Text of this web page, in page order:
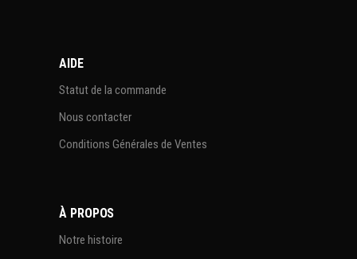
AIDE
Statut de la commande
Nous contacter
Conditions Générales de Ventes
À PROPOS
Notre histoire